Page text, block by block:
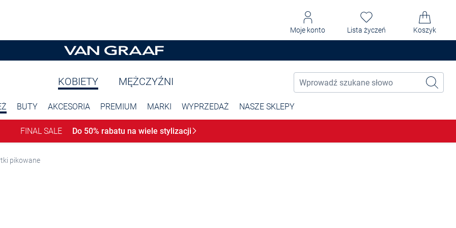
Moje konto Lista życzeń Koszyk
KOBIETY MĘŻCZYŹNI
BUTY AKCESORIA PREMIUM MARKI WYPRZEDAŻ NASZE SKLEPY
FINAL SALE Do 50% rabatu na wiele stylizacji
pikowane